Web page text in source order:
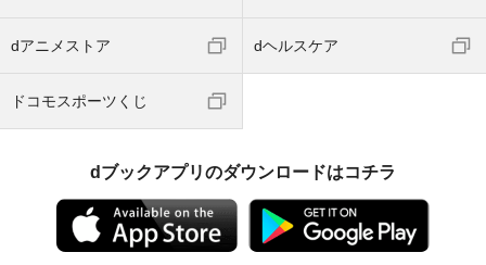
dアニメストア dヘルスケア
ドコモスポーツくじ
dブックアプリのダウンロードはコチラ